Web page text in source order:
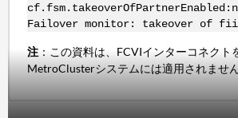
Failover monitor: takeover of
注：この資料は、FCVIインターコネクト
MetroClusterシステムには適用されません